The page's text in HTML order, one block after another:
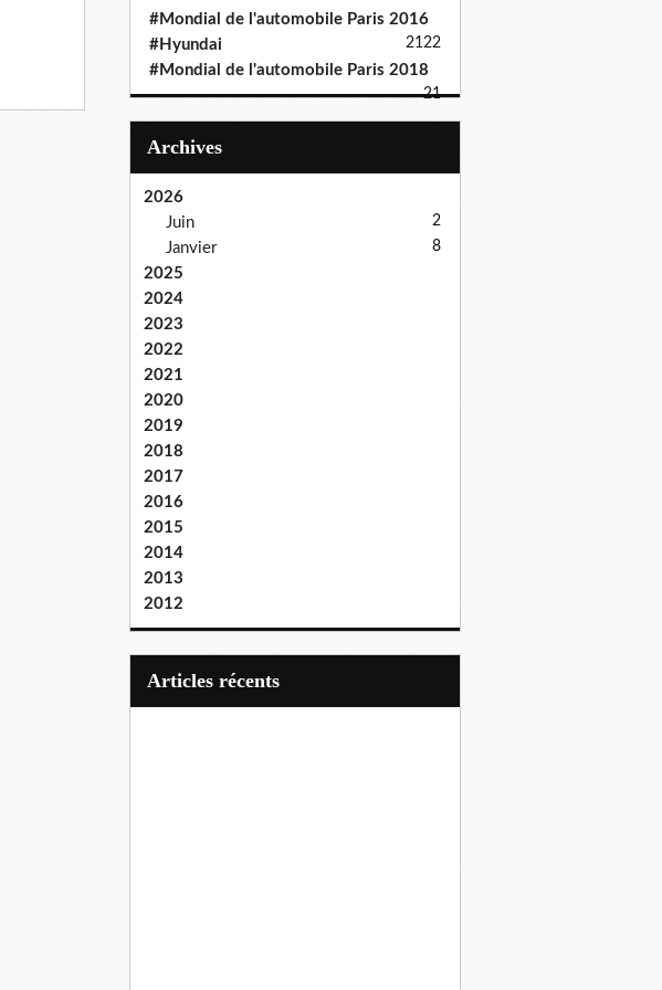
#Mondial de l'automobile Paris 2016
22
#Hyundai 21
#Mondial de l'automobile Paris 2018
21
Archives
2026
Juin
2
Janvier 8
2025
2024
2023
2022
2021
2020
2019
2018
2017
2016
2015
2014
2013
2012
articles récents